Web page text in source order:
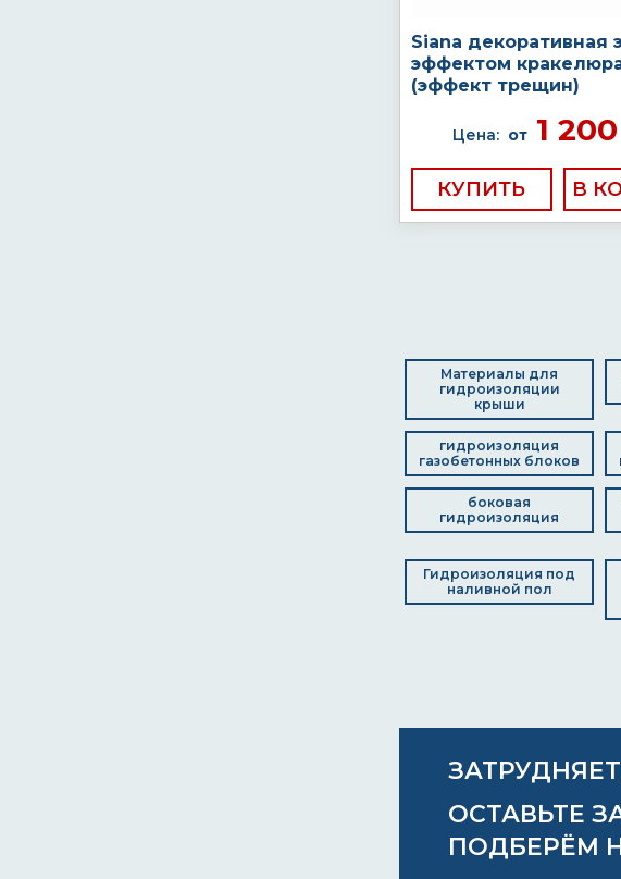
Siana декоративная
эффектом
(эффект трещин)
Цена: от 1 200
КУПИТЬ
Материалы для
гидроизоляции
крыши
гидроизоляция
газобетонных блоков
боковая
гидроизоляция
Гидроизоляция под
наливной пол
ОСТАВЬТЕ
ПОДБЕРЁМ